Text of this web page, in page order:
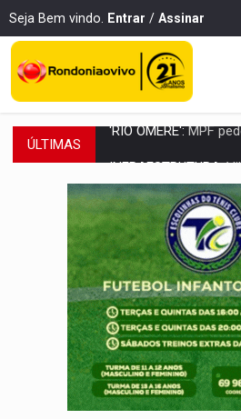
Seja Bem vindo. Entrar / Assinar
ÚLTIMAS
SEM SISTEMA:Falha
VÍDEO: Colisão entre
SOLIDARIEDADE:
DESAPARECIDO:
CASO MATHEUS:DHPP
DÉFICIT DE
CREDIBILIDADE: